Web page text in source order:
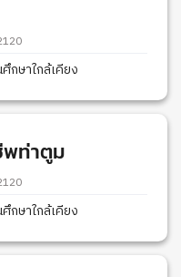
กษาใกล้เคียง
พท่าตูม
กษาใกล้เคียง